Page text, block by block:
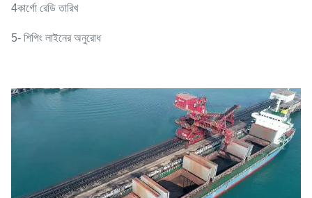
4কার্গো রেডি তারিখ
5- শিপিং লাইনের অনুরোধ